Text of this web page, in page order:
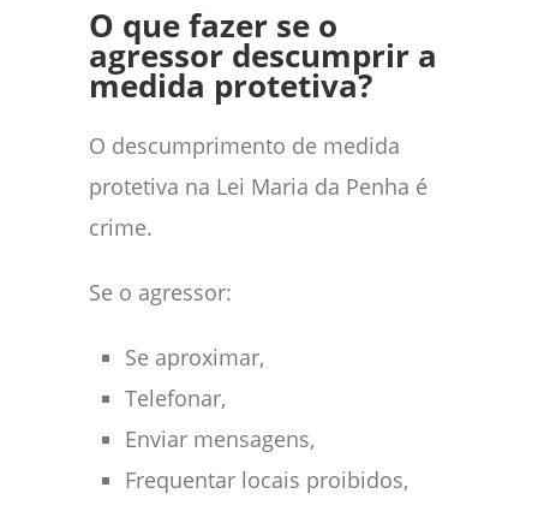
O que fazer se o
agressor descumprir a
medida protetiva?
O descumprimento de medida
protetiva na Lei Maria da Penha é
crime.
Se o agressor:
Se aproximar,
Telefonar,
Enviar mensagens,
Frequentar locais proibidos,